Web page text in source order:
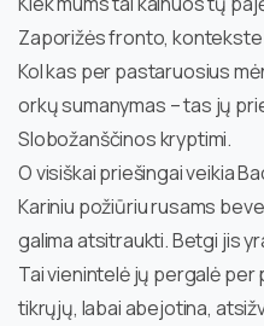
Zaporižės fronto,
Kol kas per pastaruosius
orkų sumanymas – tas jų
Slobožanščinos kryptimi.
O visiškai priešingai veikia
Kariniu požiūriu rusams
galima atsitraukti. Betgi jis
Tai vienintelė jų pergalė per
tikrųjų, labai abejotina,